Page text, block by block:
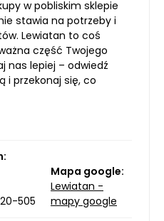
w pobliskim sklepie
stawia na potrzeby i
Lewiatan to coś
część Twojego
nas lepiej – odwiedź
i przekonaj się, co
505
Mapa google:
Lewiatan -
mapy google